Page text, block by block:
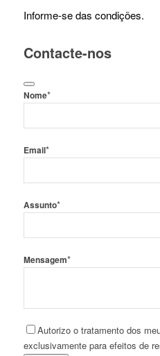
Informe-se das condições.
Contacte-nos
Nome*
Email*
Assunto*
Mensagem*
Autorizo o tratamento dos
exclusivamente para efeitos de